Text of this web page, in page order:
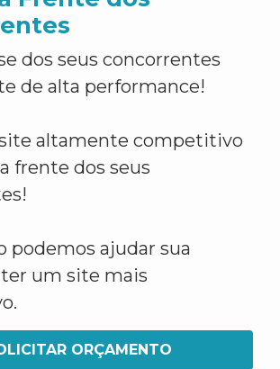
dos seus concorrentes
de alta performance!
altamente competitivo
frente dos seus
podemos ajudar sua
um site mais
ORÇAMENTO